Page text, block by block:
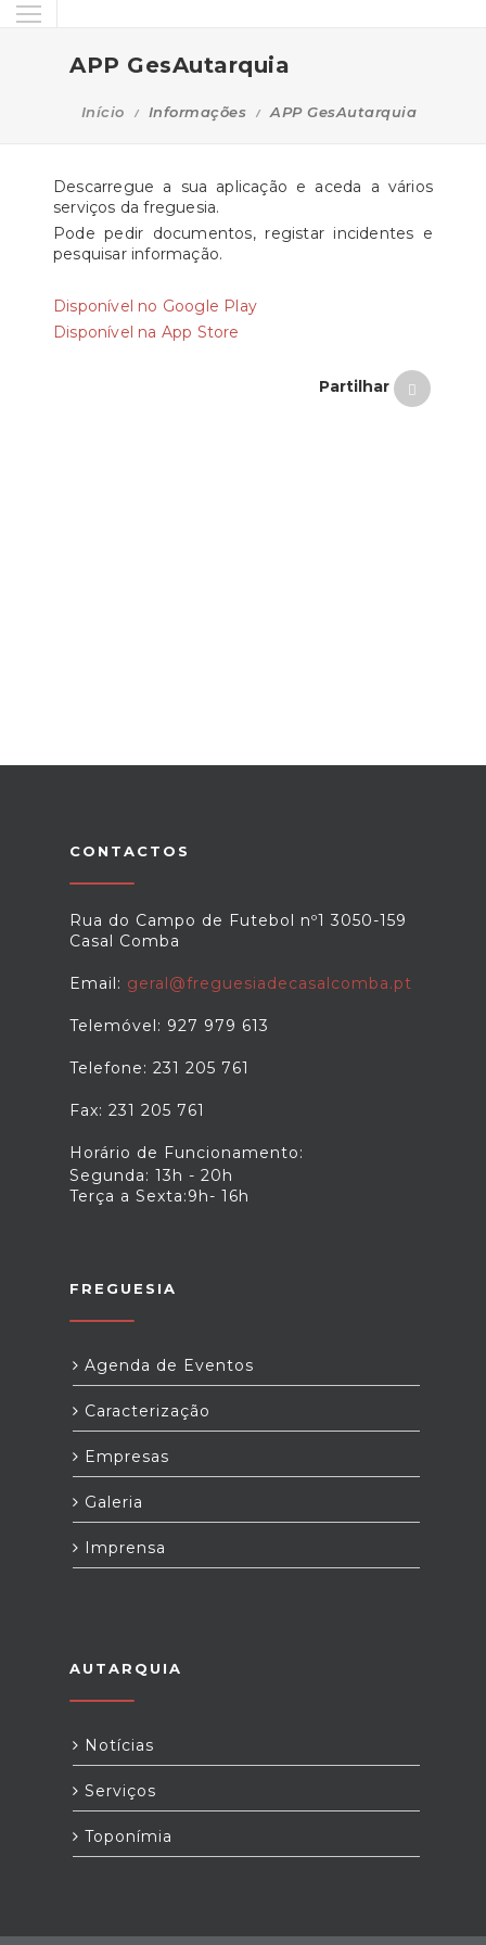
APP GesAutarquia
Início Informações APP GesAutarquia
Descarregue a sua aplicação e aceda a vários
serviços da freguesia.
Pode pedir documentos, registar incidentes e
pesquisar informação.
Disponível no Google Play
Disponível na App Store
Partilhar
CONTACTOS
Rua do Campo de Futebol nº1 3050-159
Casal Comba
Email: geral@freguesiadecasalcomba.pt
Telemóvel: 927 979 613
Telefone: 231 205 761
Fax: 231 205 761
Horário de Funcionamento:
Segunda: 13h - 20h
Terça a Sexta:9h- 16h
FREGUESIA
Agenda de Eventos
Caracterização
Empresas
Galeria
Imprensa
AUTARQUIA
Notícias
Serviços
Toponímia